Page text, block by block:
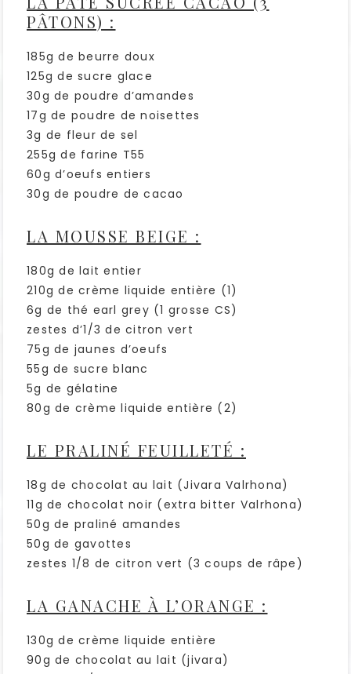
PÂTONS) :
185g de beurre doux
125g de sucre glace
30g de poudre d’amandes
17g de poudre de noisettes
3g de fleur de sel
255g de farine T55
60g d’oeufs entiers
30g de poudre de cacao
LA MOUSSE BEIGE :
180g de lait entier
210g de crème liquide entière (1)
6g de thé earl grey (1 grosse CS)
zestes d’1/3 de citron vert
75g de jaunes d’oeufs
55g de sucre blanc
5g de gélatine
80g de crème liquide entière (2)
LE PRALINÉ FEUILLETÉ :
18g de chocolat au lait (Jivara Valrhona)
11g de chocolat noir (extra bitter Valrhona)
50g de praliné amandes
50g de gavottes
zestes 1/8 de citron vert (3 coups de râpe)
LA GANACHE À L’ORANGE :
130g de crème liquide entière
90g de chocolat au lait (jivara)